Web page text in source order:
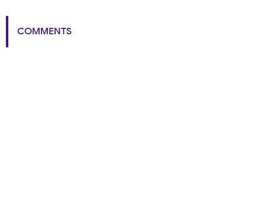
COMMENTS